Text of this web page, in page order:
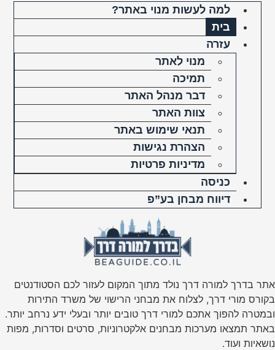
למה לעשות מנוי באתר?
בית
עזרה
מנוי לאתר
תמיכה
דבר מנהל האתר
צוות האתר
תנאי שימוש באתר
הצהרת נגישות
מדיניות פרטיות
כניסה
דיווח מבחן בע”פ
אתר בדרך למורה דרך נולד מתוך המקום לעזור לכם הסטודנטים
בקורס מורי דרך, לצלוח את מבחני הרישוי של משרד התירות
ובמטרה להפוך אתכם למורי דרך טובים יותר ובעלי ידע נרחב יותר.
באתר תמצאו מערכות מבחנים אלקטרוניות, סרטים וסדרות, מפות
נושאיות ועוד.